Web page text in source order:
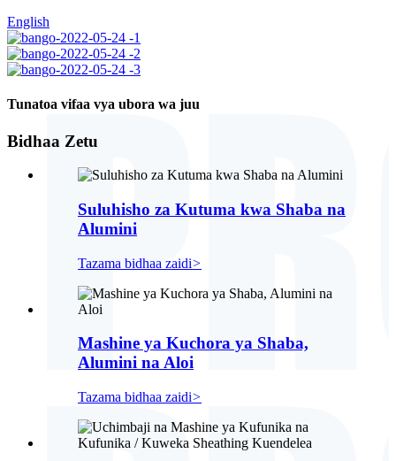
English
Tunatoa vifaa vya ubora wa juu
Bidhaa Zetu
Suluhisho za Kutuma kwa Shaba na
Alumini
Tazama bidhaa zaidi>
Mashine ya Kuchora ya Shaba,
Alumini na Aloi
Tazama bidhaa zaidi>